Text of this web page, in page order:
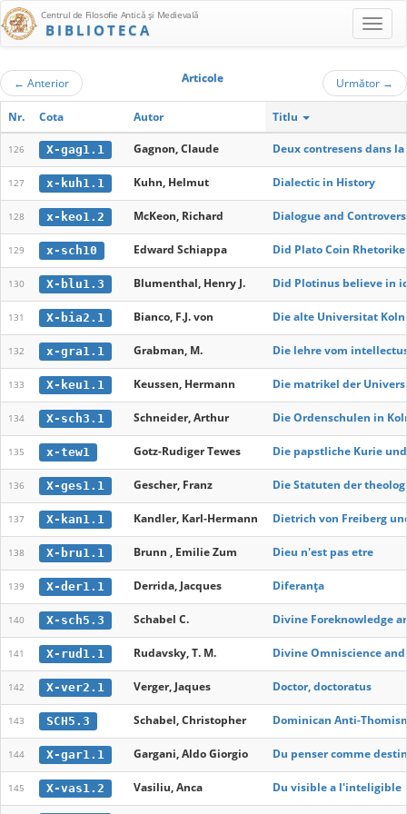
Centrul de Filosofie Antică şi Medievală
BIBLIOTECA
← Anterior Articole Următor →
Nr. Cota Autor Titlu
126 X-gag1.1 Gagnon, Claude Deux contresens dans
127 x-kuh1.1 Kuhn, Helmut Dialectic in History
128 x-keo1.2 McKeon, Richard Dialogue and
129 x-sch10 Edward Schiappa Did Plato Coin Rhetorike
130 X-blu1.3 Blumenthal, Henry J. Did Plotinus believe in
131 X-bia2.1 Bianco, F.J. von Die alte Universitat
132 x-gra1.1 Grabman, M. Die lehre vom
133 X-keu1.1 Keussen, Hermann Die matrikel der
134 X-sch3.1 Schneider, Arthur Die Ordenschulen in
135 x-tew1 Gotz-Rudiger Tewes Die papstliche Kurie
136 X-ges1.1 Gescher, Franz Die Statuten der
137 X-kan1.1 Kandler, Karl-Hermann Dietrich von Freiberg
138 X-bru1.1 Brunn , Emilie Zum Dieu n'est pas etre
139 X-der1.1 Derrida, Jacques Diferanța
140 X-sch5.3 Schabel C. Divine Foreknowledge
141 X-rud1.1 Rudavsky, T. M. Divine Omniscience
142 X-ver2.1 Verger, Jaques Doctor, doctoratus
143 SCH5.3 Schabel, Christopher Dominican Anti-
144 X-gar1.1 Gargani, Aldo Giorgio Du penser comme destin
145 X-vas1.2 Vasiliu, Anca Du visible a l'inteligible